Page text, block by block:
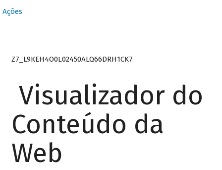
Ações
Z7_L9KEH4O0L02450ALQ66DRH1CK7
Visualizador do
Conteúdo da
Web